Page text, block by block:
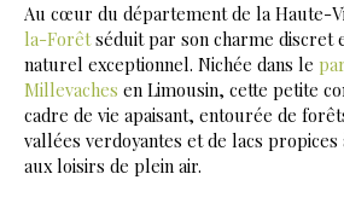
Au cœur du département de la Haute-
la-Forêtséduit par son charme discret
naturel exceptionnel. Nichée dans le
Millevaches en Limousin, cette petite
cadre de vie apaisant, entourée de
vallées verdoyantes et de lacs
aux loisirs de plein air.